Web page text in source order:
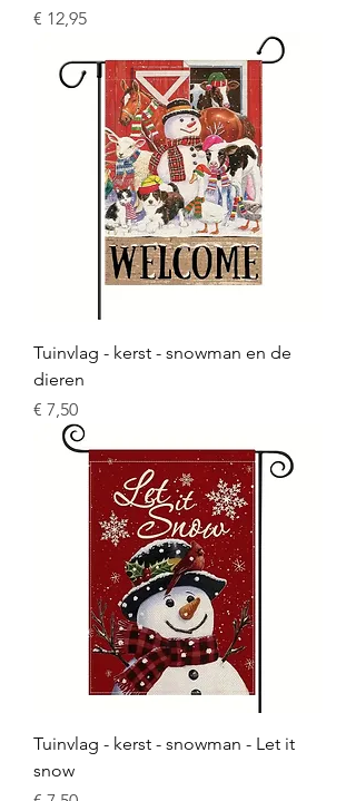
Prijs
€ 12,95
Tuinvlag - kerst - snowman en de
dieren
Prijs
€ 7,50
Tuinvlag - kerst - snowman - Let it
snow